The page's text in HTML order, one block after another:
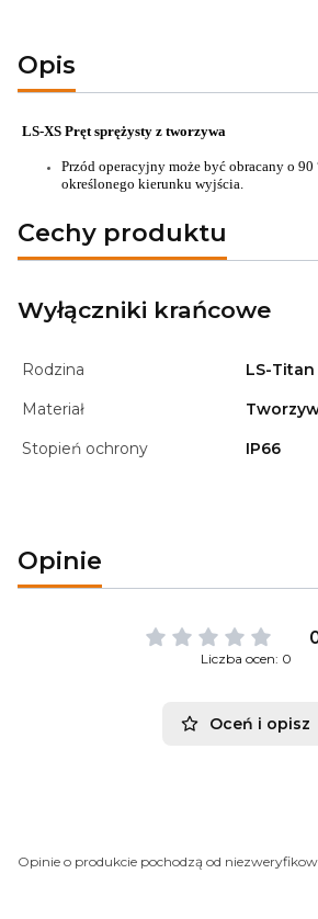
Opis
LS-XS Pręt sprężysty z tworzywa
Przód operacyjny może być obracany o 90
określonego kierunku wyjścia.
Cechy produktu
Wyłączniki krańcowe
Rodzina
LS-Titan
Materiał
Stopień ochrony
IP66
Opinie
Liczba ocen: 0
Oceń i opisz
Opinie o produkcie pochodzą od